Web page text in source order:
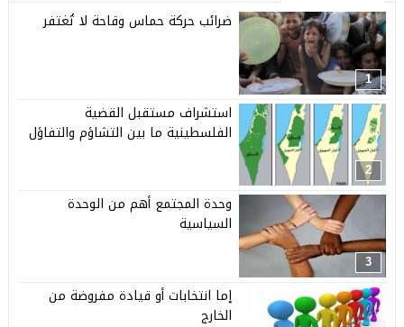
1
ضرائب حركة حماس وقاحة لا تُغتفر
2
استشراف مستقبل القضية
الفلسطينية ما بين التشاؤم والتفاؤل
3
وحدة المجتمع أهم من الوحدة
السياسية
إما انتخابات أو قيادة مفروضة من
الخارج